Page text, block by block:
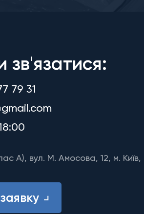
зв'язатися:
79 31
A), вул. М. Амосова, 12, м.